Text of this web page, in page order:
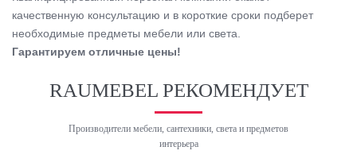
качественную консультацию и в короткие сроки подберет
необходимые предметы мебели или света.
Гарантируем отличные цены!
RAUMEBEL РЕКОМЕНДУЕТ
Производители мебели, сантехники, света и предметов
интерьера